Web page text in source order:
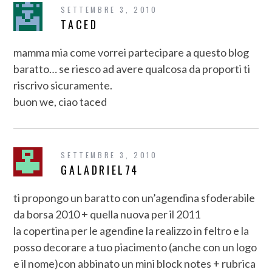
SETTEMBRE 3, 2010
TACED
mamma mia come vorrei partecipare a questo blog
baratto… se riesco ad avere qualcosa da proporti ti
riscrivo sicuramente.
buon we, ciao taced
SETTEMBRE 3, 2010
GALADRIEL74
ti propongo un baratto con un’agendina sfoderabile
da borsa 2010 + quella nuova per il 2011
la copertina per le agendine la realizzo in feltro e la
posso decorare a tuo piacimento (anche con un logo
e il nome)con abbinato un mini block notes + rubrica